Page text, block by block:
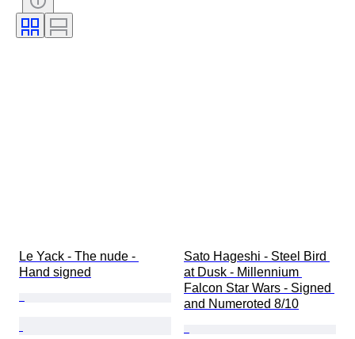
Le Yack - The nude -
Hand signed
Sato Hageshi - Steel Bird
at Dusk - Millennium
Falcon Star Wars - Signed
and Numeroted 8/10